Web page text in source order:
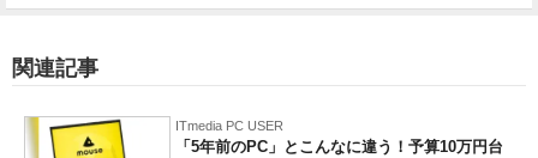
関連記事
ITmedia PC USER
「5年前のPC」とこんなに違う！予算10万円台